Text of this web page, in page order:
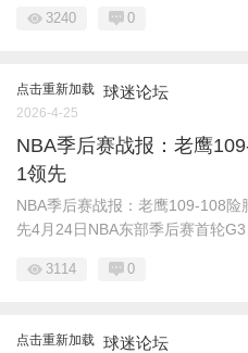
3240 0
点击重新加载 球迷论坛
2026-4-25
NBA季后赛战报：老鹰
1领先
NBA季后赛战报：老鹰109-108
先4月24日NBA东部季后赛首轮G3
3114 0
点击重新加载 球迷论坛